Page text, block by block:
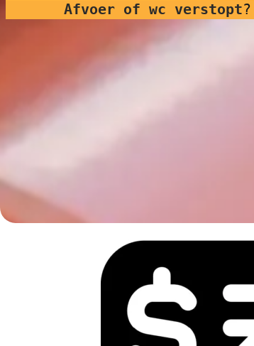
Afvoer of wc verstopt?